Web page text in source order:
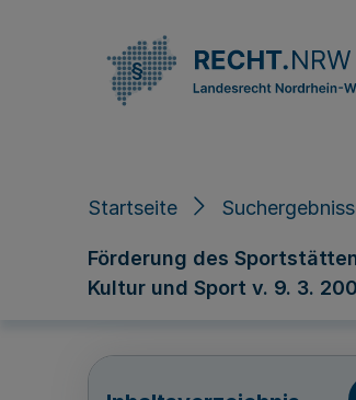
Startseite
Förderung des
Kultur und Sport v. 9. 3.